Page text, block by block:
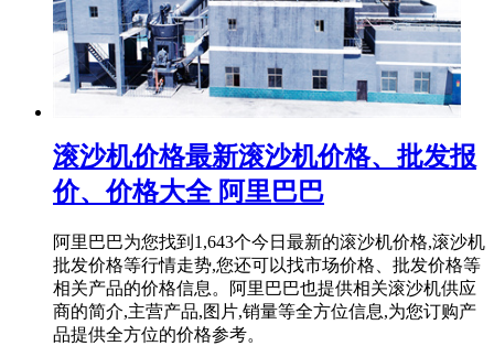
滚沙机价格最新滚沙机价格、批发报
价、价格大全 阿里巴巴
阿里巴巴为您找到1,643个今日最新的滚沙机价格,滚沙机
批发价格等行情走势,您还可以找市场价格、批发价格等
相关产品的价格信息。阿里巴巴也提供相关滚沙机供应
商的简介,主营产品,图片,销量等全方位信息,为您订购产
品提供全方位的价格参考。